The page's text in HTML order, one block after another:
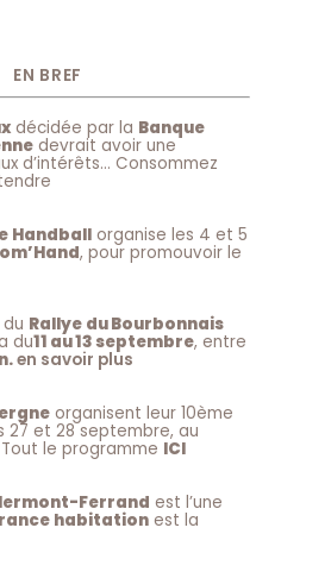
EN BREF
décidée par la Banque
devrait avoir une
d’intérêts… Consommez
Handball organise les 4 et 5
, pour promouvoir le
Rallye du Bourbonnais
du11 au 13 septembre, entre
en savoir plus
organisent leur 10ème
27 et 28 septembre, au
le programme ICI
Ferrand est l’une
habitation est la